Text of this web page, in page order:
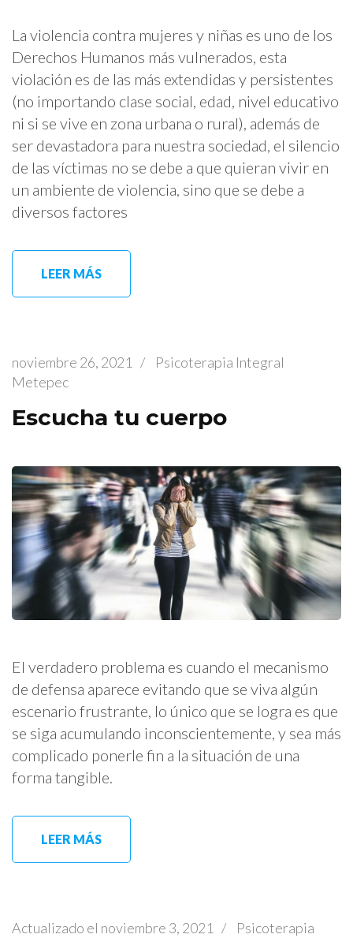
La violencia contra mujeres y niñas es uno de los
Derechos Humanos más vulnerados, esta
violación es de las más extendidas y persistentes
(no importando clase social, edad, nivel educativo
ni si se vive en zona urbana o rural), además de
ser devastadora para nuestra sociedad, el silencio
de las víctimas no se debe a que quieran vivir en
un ambiente de violencia, sino que se debe a
diversos factores
LEER MÁS
noviembre 26, 2021 /
Psicoterapia Integral
Metepec
Escucha tu cuerpo
El verdadero problema es cuando el mecanismo
de defensa aparece evitando que se viva algún
escenario frustrante, lo único que se logra es que
se siga acumulando inconscientemente, y sea más
complicado ponerle fin a la situación de una
forma tangible.
LEER MÁS
Actualizado el noviembre 3, 2021 /
Psicoterapia